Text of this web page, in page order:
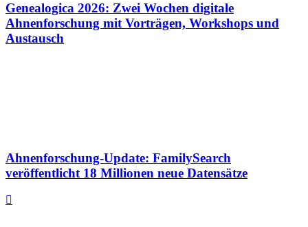
Genealogica 2026: Zwei Wochen digitale
Ahnenforschung mit Vorträgen, Workshops und
Austausch
Ahnenforschung-Update: FamilySearch
veröffentlicht 18 Millionen neue Datensätze